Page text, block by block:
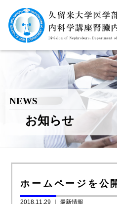
NEWS
お知らせ
ホームページを公
2018.11.29 ｜最新情報